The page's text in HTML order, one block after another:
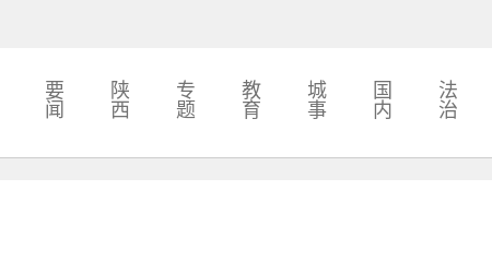
要
闻
陕
西
专
题
教
育
城
事
国
内
法
治